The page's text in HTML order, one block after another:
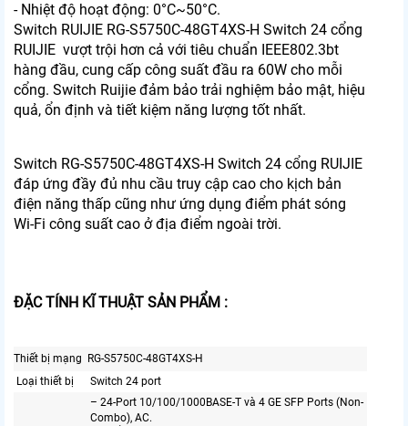
- Nhiệt độ hoạt động: 0°C~50°C.
Switch RUIJIE RG-S5750C-48GT4XS-H Switch 24 cổng
RUIJIE vượt trội hơn cả với tiêu chuẩn IEEE802.3bt
hàng đầu, cung cấp công suất đầu ra 60W cho mỗi
cổng. Switch Ruijie đảm bảo trải nghiệm bảo mật, hiệu
quả, ổn định và tiết kiệm năng lượng tốt nhất.
Switch RG-S5750C-48GT4XS-H Switch 24 cổng RUIJIE
đáp ứng đầy đủ nhu cầu truy cập cao cho kịch bản
điện năng thấp cũng như ứng dụng điểm phát sóng
Wi-Fi công suất cao ở địa điểm ngoài trời.
ĐẶC TÍNH KĨ THUẬT SẢN PHẨM :
Thiết bị mạng
RG-S5750C-48GT4XS-H
Loại thiết bị
Switch 24 port
– 24-Port 10/100/1000BASE-T và 4 GE SFP Ports (Non-
Combo), AC.